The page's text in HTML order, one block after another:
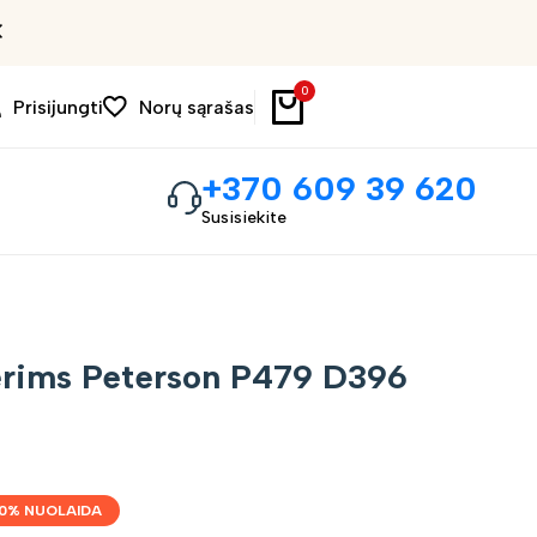
Prisijungti Norų sąrašas
0
+370 609 39 620
Susisiekite
Peterson P479 D396
% NUOLAIDA